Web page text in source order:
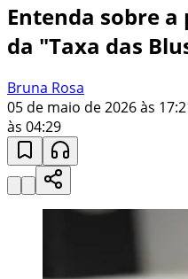
Entenda sobre
da "Taxa das
Bruna Rosa
05 de maio de 2026 às
às 04:29